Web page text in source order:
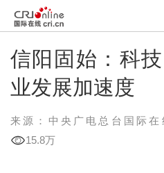
信阳固始：科
业发展加速度
来源：中央广电总台国际在
15.8万